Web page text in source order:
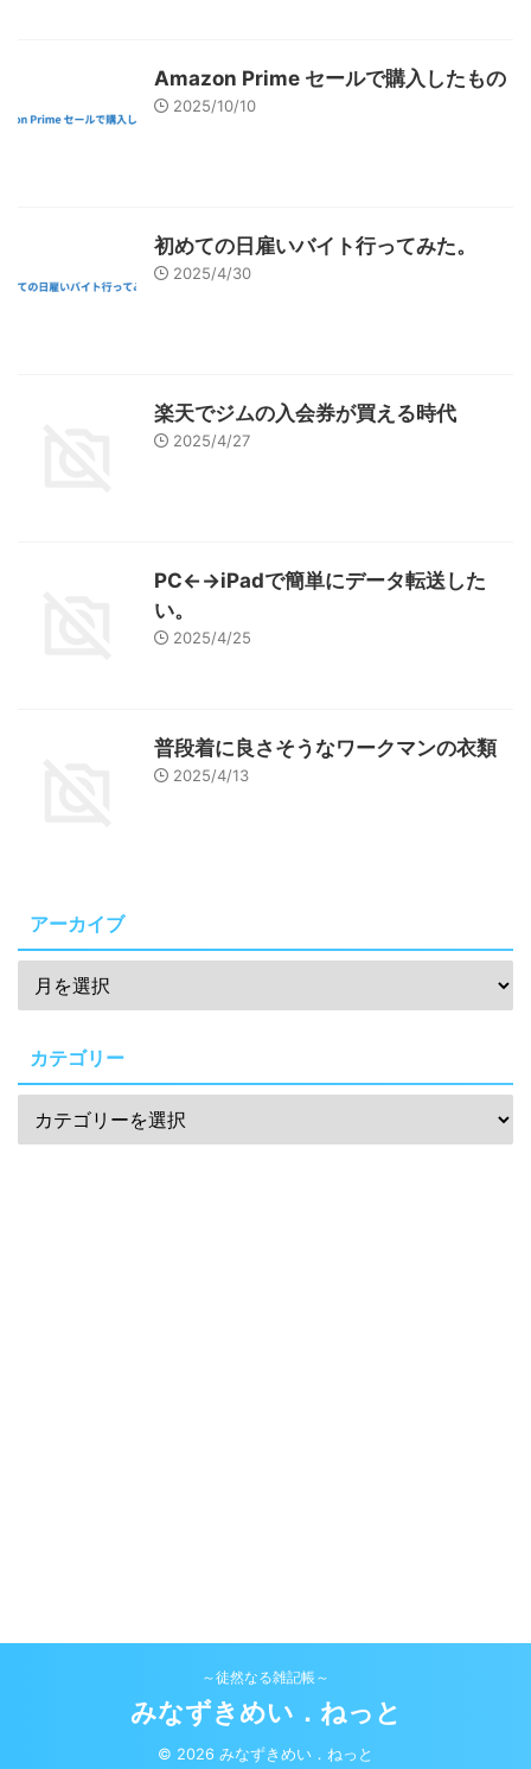
Amazon Prime セールで購入したもの
2025/10/10
初めての日雇いバイト行ってみた。
2025/4/30
楽天でジムの入会券が買える時代
2025/4/27
PC←→iPadで簡単にデータ転送した
い。
2025/4/25
普段着に良さそうなワークマンの衣類
2025/4/13
アーカイブ
カテゴリー
～徒然なる雑記帳～
みなずきめい．ねっと
© 2026 みなずきめい．ねっと